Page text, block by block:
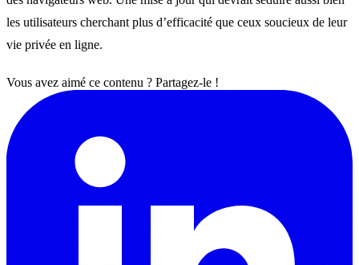
les utilisateurs cherchant plus d’efficacité que ceux soucieux de leur
vie privée en ligne.
Vous avez aimé ce contenu ? Partagez-le !